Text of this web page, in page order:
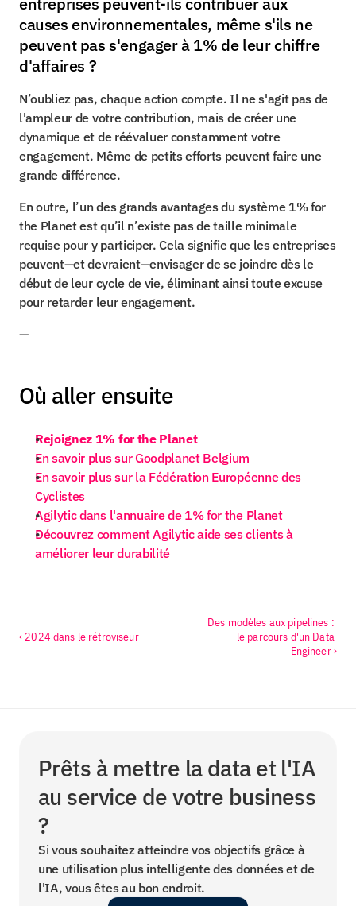
causes environnementales, même s'ils ne
peuvent pas s'engager à 1% de leur chiffre
d'affaires ?
N’oubliez pas, chaque action compte. Il ne s'agit pas de
l'ampleur de votre contribution, mais de créer une
dynamique et de réévaluer constamment votre
engagement. Même de petits efforts peuvent faire une
grande différence.
En outre, l’un des grands avantages du système 1% for
the Planet est qu’il n’existe pas de taille minimale
requise pour y participer. Cela signifie que les entreprises
peuvent—et devraient—envisager de se joindre dès le
début de leur cycle de vie, éliminant ainsi toute excuse
pour retarder leur engagement.
—
Où aller ensuite
Rejoignez 1% for the Planet
En savoir plus sur Goodplanet Belgium
En savoir plus sur la Fédération Européenne des
Cyclistes
Agilytic dans l'annuaire de 1% for the Planet
Découvrez comment Agilytic aide ses clients à
améliorer leur durabilité
‹ 2024 dans le rétroviseur
Des modèles aux pipelines :
le parcours d'un Data
Engineer ›
Prêts à mettre la data et l'IA
au service de votre business
?
Si vous souhaitez atteindre vos objectifs grâce à
une utilisation plus intelligente des données et de
l'IA, vous êtes au bon endroit.